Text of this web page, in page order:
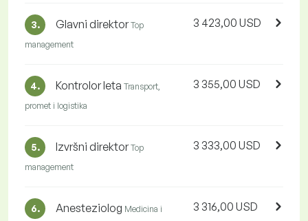
3. Glavni direktor Top
management
3 423,00 USD
4. Kontrolor leta Transport,
promet i logistika
3 355,00 USD
5. Izvršni direktor Top
management
3 333,00 USD
6. Anesteziolog Medicina i
3 316,00 USD